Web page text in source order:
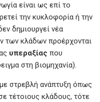
είναι ως επί το
την κυκλοφορία ή την
δημιουργεί νέα
των κλάδων προέρχονται
υπεραξίας που
στη βιομηχανία).
με στρεβλή ανάπτυξη όπως
τέτοιους κλάδους, τότε